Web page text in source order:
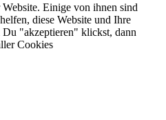
Einige von ihnen sind
diese Website und Ihre
Du "akzeptieren" klickst, dann
Cookies